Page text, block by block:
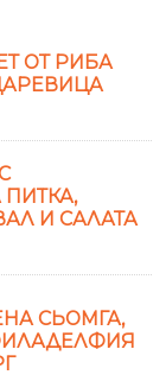
ОТ РИБА
И САЛАТА
СЬОМГА,